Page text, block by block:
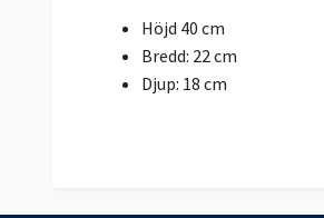
Höjd 40 cm
Bredd: 22 cm
Djup: 18 cm